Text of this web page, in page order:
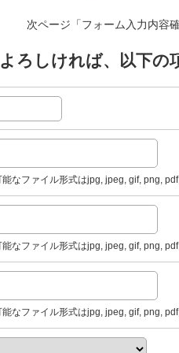
次ページ「フォーム入力内容
よろしければ、以下の
能なファイル形式はjpg, jpeg, gif, png,
能なファイル形式はjpg, jpeg, gif, png,
能なファイル形式はjpg, jpeg, gif, png,